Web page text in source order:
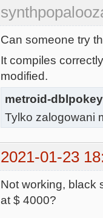
Can someone try
It compiles
modified.
metroid-
Tylko zalogowani
2021-01-23
Not working, black
at $ 4000?